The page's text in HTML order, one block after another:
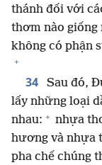
thánh đối với
thơm nào
không có phận
+
34
Sau đó,
lấy những loại
nhau: + nhựa
hương và nhựa
pha chế chúng